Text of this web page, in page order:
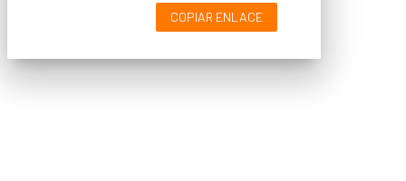
COPIAR ENLACE